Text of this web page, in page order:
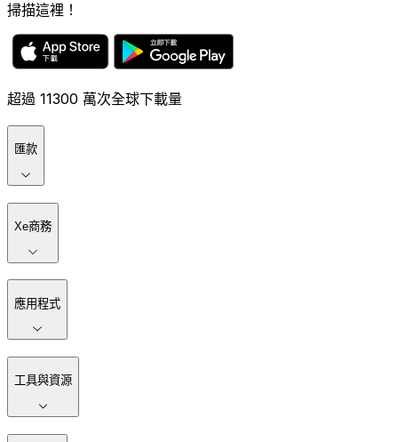
掃描這裡！
超過 11300 萬次全球下載量
匯款
Xe商務
應用程式
工具與資源